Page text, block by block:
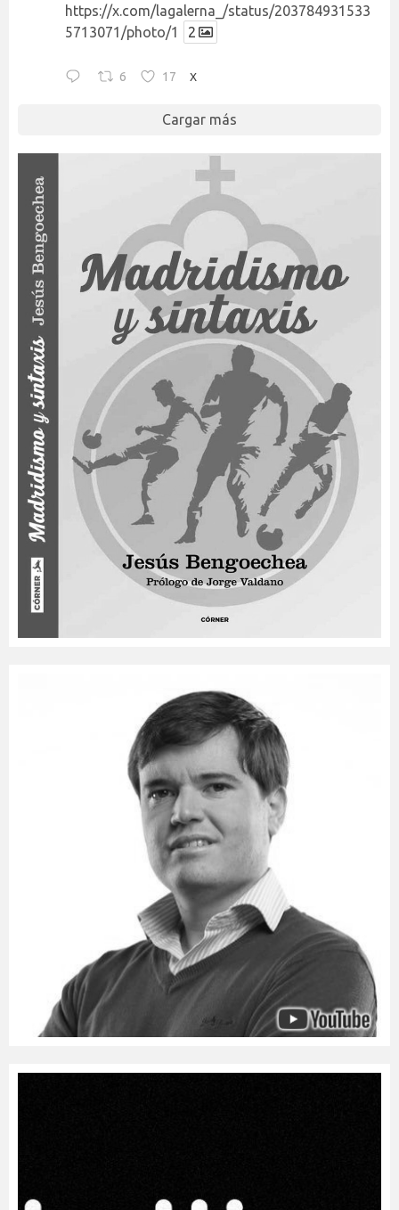
https://x.com/lagalerna_/status/203784931533
5713071/photo/1
2
6 17 X
Cargar más